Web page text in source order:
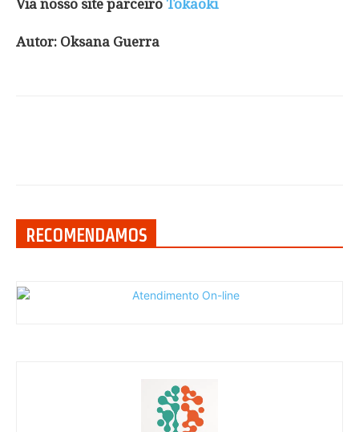
Via nosso site parceiro Tokaoki
Autor: Oksana Guerra
RECOMENDAMOS